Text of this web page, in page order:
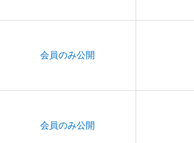
会員のみ公開
会員のみ公開